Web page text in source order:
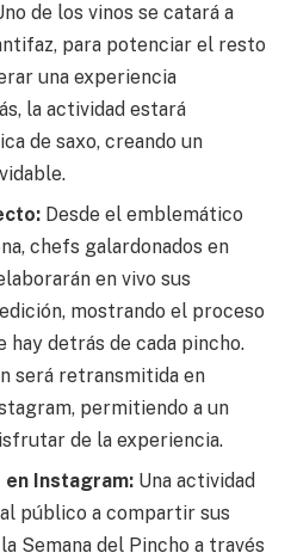
de los vinos se catará a
para potenciar el resto
una experiencia
la actividad estará
de saxo, creando un
Desde el emblemático
chefs galardonados en
en vivo sus
mostrando el proceso
detrás de cada pincho.
será retransmitida en
permitiendo a un
de la experiencia.
Instagram: Una actividad
público a compartir sus
Semana del Pincho a través